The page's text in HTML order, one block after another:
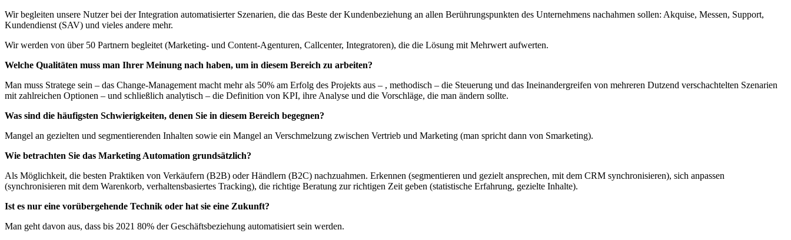
Wir begleiten unsere Nutzer bei der Integration automatisierter Szenarien, die das Beste der Kundenbeziehung an allen Berührungspunkten des Unternehmens nachahmen sollen: Akquise, Messen, Support,
Kundendienst (SAV) und vieles andere mehr.
Wir werden von über 50 Partnern begleitet (Marketing- und Content-Agenturen, Callcenter, Integratoren), die die Lösung mit Mehrwert aufwerten.
Welche Qualitäten muss man Ihrer Meinung nach haben, um in diesem Bereich zu arbeiten?
Man muss Stratege sein – das Change-Management macht mehr als 50% am Erfolg des Projekts aus – , methodisch – die Steuerung und das Ineinandergreifen von mehreren Dutzend verschachtelten Szenarien
mit zahlreichen Optionen – und schließlich analytisch – die Definition von KPI, ihre Analyse und die Vorschläge, die man ändern sollte.
Was sind die häufigsten Schwierigkeiten, denen Sie in diesem Bereich begegnen?
Mangel an gezielten und segmentierenden Inhalten sowie ein Mangel an Verschmelzung zwischen Vertrieb und Marketing (man spricht dann von Smarketing).
Wie betrachten Sie das Marketing Automation grundsätzlich?
Als Möglichkeit, die besten Praktiken von Verkäufern (B2B) oder Händlern (B2C) nachzuahmen. Erkennen (segmentieren und gezielt ansprechen, mit dem CRM synchronisieren), sich anpassen
(synchronisieren mit dem Warenkorb, verhaltensbasiertes Tracking), die richtige Beratung zur richtigen Zeit geben (statistische Erfahrung, gezielte Inhalte).
Ist es nur eine vorübergehende Technik oder hat sie eine Zukunft?
Man geht davon aus, dass bis 2021 80% der Geschäftsbeziehung automatisiert sein werden.